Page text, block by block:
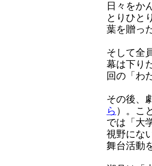
日々をか
とりひと
葉を贈っ
そして全
幕は下り
回の「わ
その後、
ら ）。こ
では「大
視野にな
舞台活動